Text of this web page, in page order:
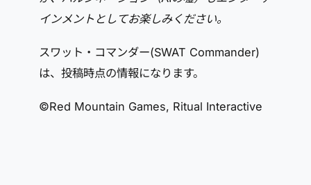
インメントとしてお楽しみください。
スワット・コマンダー(SWAT Commander)
は、投稿時点の情報になります。
©Red Mountain Games, Ritual Interactive